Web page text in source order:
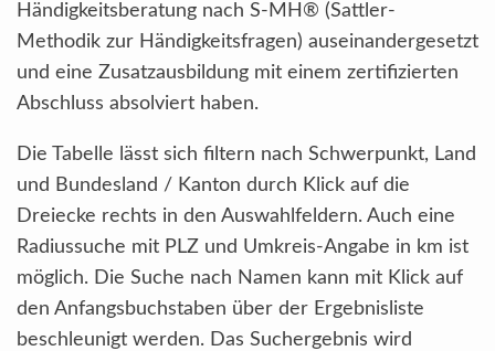
Händigkeitsberatung nach S-MH® (Sattler-
Methodik zur Händigkeitsfragen) auseinandergesetzt
und eine Zusatzausbildung mit einem zertifizierten
Abschluss absolviert haben.
Die Tabelle lässt sich filtern nach Schwerpunkt, Land
und Bundesland / Kanton durch Klick auf die
Dreiecke rechts in den Auswahlfeldern. Auch eine
Radiussuche mit PLZ und Umkreis-Angabe in km ist
möglich. Die Suche nach Namen kann mit Klick auf
den Anfangsbuchstaben über der Ergebnisliste
beschleunigt werden. Das Suchergebnis wird